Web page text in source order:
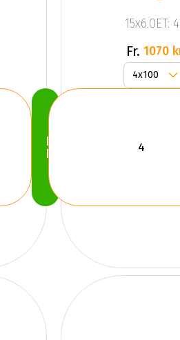
Köp
Nu
15x6.0ET:
Fr. 1070